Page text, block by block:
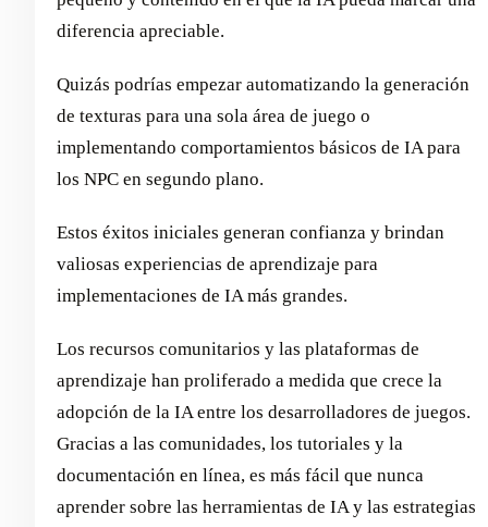
diferencia apreciable.
Quizás podrías empezar automatizando la generación
de texturas para una sola área de juego o
implementando comportamientos básicos de IA para
los NPC en segundo plano.
Estos éxitos iniciales generan confianza y brindan
valiosas experiencias de aprendizaje para
implementaciones de IA más grandes.
Los recursos comunitarios y las plataformas de
aprendizaje han proliferado a medida que crece la
adopción de la IA entre los desarrolladores de juegos.
Gracias a las comunidades, los tutoriales y la
documentación en línea, es más fácil que nunca
aprender sobre las herramientas de IA y las estrategias